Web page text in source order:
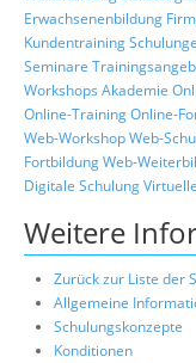
Erwachsenenbildung
Kundentraining
Seminare
Workshops Akademie
Online-TrainingOnline-
Web-WorkshopWeb-
FortbildungWeb-
Digitale Schulung
Weitere
Zurück zur Liste der
Allgemeine
Schulungskonzepte
Konditionen